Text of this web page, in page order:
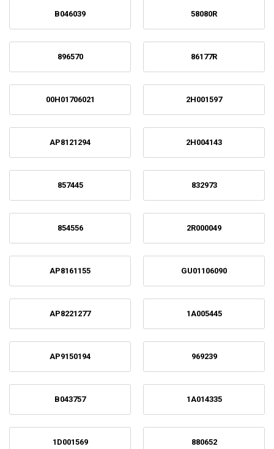
B046039 58080R
896570 86177R
00H01706021 2H001597
AP8121294 2H004143
857445 832973
854556 2R000049
AP8161155 GU01106090
AP8221277 1A005445
AP9150194 969239
B043757 1A014335
1D001569 880652